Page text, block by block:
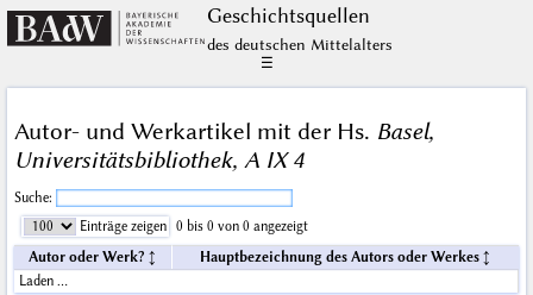
Geschichts­quellen
des deutschen Mittelalters
☰
Autor- und Werkartikel mit der Hs. Basel,
Universitätsbibliothek, A IX 4
Suche:
Einträge zeigen
0 bis 0 von 0 angezeigt
Autor oder Werk?
Hauptbezeichnung des Autors oder Werkes
Laden …